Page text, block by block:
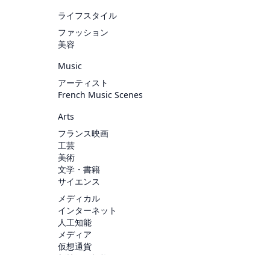
ライフスタイル
ファッション
美容
Music
アーティスト
French Music Scenes
Arts
フランス映画
工芸
美術
文学・書籍
サイエンス
メディカル
インターネット
人工知能
メディア
仮想通貨